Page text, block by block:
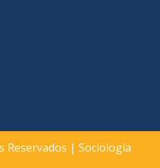
Reservados | Sociología